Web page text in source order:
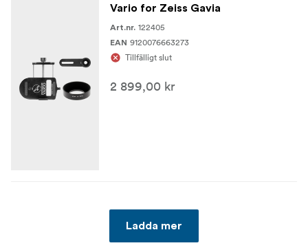
Vario for Zeiss Gavia
Art.nr. 122405
EAN 9120076663273
Tillfälligt slut
2 899,00 kr
Ladda mer